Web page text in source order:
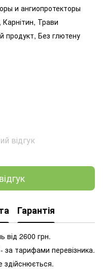
и ангиопротекторы
Карнітин, Трави
продукт, Без глютену
відгук
Гарантія
від 2600 грн.
за тарифами перевізника.